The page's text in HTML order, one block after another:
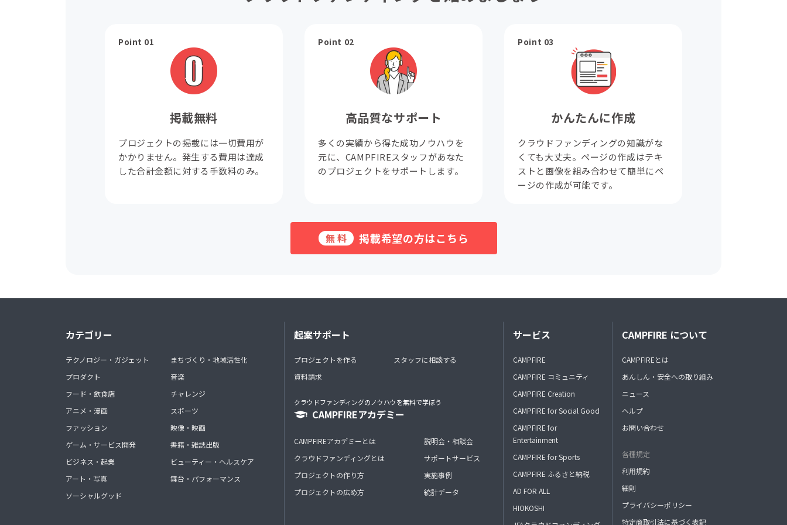
Point 01
掲載無料
プロジェクトの掲載には一切費用が
かかりません。発生する費用は達成
した合計金額に対する手数料のみ。
Point 02
高品質なサポート
多くの実績から得た成功ノウハウを
元に、CAMPFIREスタッフがあなた
のプロジェクトをサポートします。
Point 03
かんたんに作成
クラウドファンディングの知識がな
くても大丈夫。ページの作成はテキ
ストと画像を組み合わせて簡単にペ
ージの作成が可能です。
無料 掲載希望の方はこちら
カテゴリー
テクノロジー・ガジェット
プロダクト
フード・飲食店
アニメ・漫画
ファッション
ゲーム・サービス開発
ビジネス・起業
アート・写真
ソーシャルグッド
まちづくり・地域活性化
音楽
チャレンジ
スポーツ
映像・映画
書籍・雑誌出版
ビューティー・ヘルスケア
舞台・パフォーマンス
起案サポート
プロジェクトを作る
資料請求
スタッフに相談する
クラウドファンディングのノウハウを無料で学ぼう
CAMPFIREアカデミー
CAMPFIREアカデミーとは
クラウドファンディングとは
プロジェクトの作り方
プロジェクトの広め方
説明会・相談会
サポートサービス
実施事例
統計データ
サービス
CAMPFIRE
CAMPFIRE コミュニティ
CAMPFIRE Creation
CAMPFIRE for Social Good
CAMPFIRE for
Entertainment
CAMPFIRE for Sports
CAMPFIRE ふるさと納税
AD FOR ALL
HIOKOSHI
CAMPFIRE について
CAMPFIREとは
あんしん・安全への取り組み
ニュース
ヘルプ
お問い合わせ
各種規定
利用規約
細則
プライバシーポリシー
特定商取引法に基づく表記